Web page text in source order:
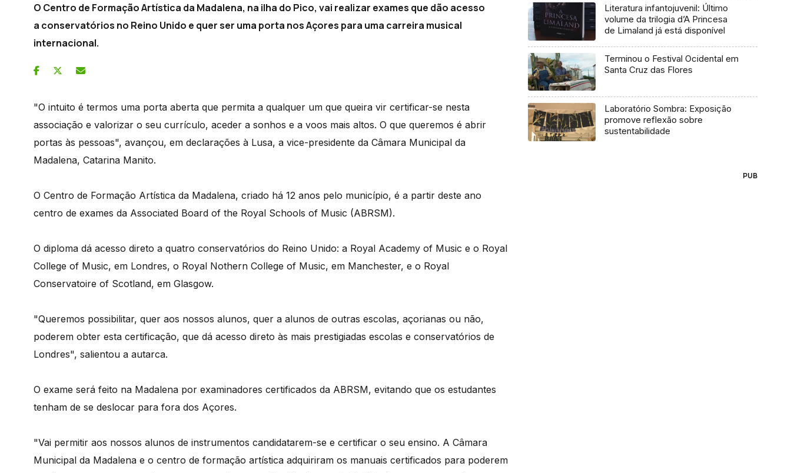
O Centro de Formação Artística da Madalena, na ilha do Pico, vai realizar exames que dão acesso
a conservatórios no Reino Unido e quer ser uma porta nos Açores para uma carreira musical
internacional.
"O intuito é termos uma porta aberta que permita a qualquer um que queira vir certificar-se nesta
associação e valorizar o seu currículo, aceder a sonhos e a voos mais altos. O que queremos é abrir
portas às pessoas", avançou, em declarações à Lusa, a vice-presidente da Câmara Municipal da
Madalena, Catarina Manito.
O Centro de Formação Artística da Madalena, criado há 12 anos pelo município, é a partir deste ano
centro de exames da Associated Board of the Royal Schools of Music (ABRSM).
O diploma dá acesso direto a quatro conservatórios do Reino Unido: a Royal Academy of Music e o Royal
College of Music, em Londres, o Royal Nothern College of Music, em Manchester, e o Royal
Conservatoire of Scotland, em Glasgow.
"Queremos possibilitar, quer aos nossos alunos, quer a alunos de outras escolas, açorianas ou não,
poderem obter esta certificação, que dá acesso direto às mais prestigiadas escolas e conservatórios de
Londres", salientou a autarca.
O exame será feito na Madalena por examinadores certificados da ABRSM, evitando que os estudantes
tenham de se deslocar para fora dos Açores.
"Vai permitir aos nossos alunos de instrumentos candidatarem-se e certificar o seu ensino. A Câmara
Municipal da Madalena e o centro de formação artística adquiriram os manuais certificados para poderem
Literatura infantojuvenil: Último
volume da trilogia d’A Princesa
de Limaland já está disponível
Terminou o Festival Ocidental em
Santa Cruz das Flores
Laboratório Sombra: Exposição
promove reflexão sobre
sustentabilidade
PUB